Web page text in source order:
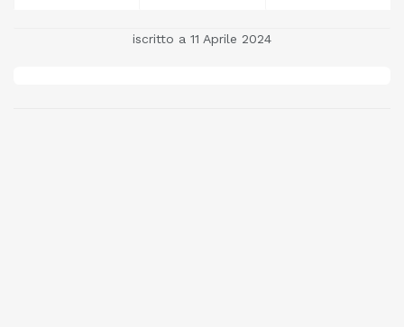
iscritto a 11 Aprile 2024